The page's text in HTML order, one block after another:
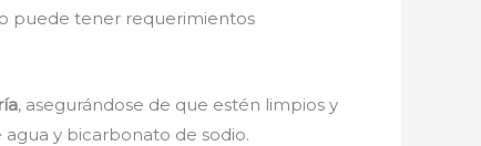
puede tener requerimientos
, asegurándose de que estén limpios y
y bicarbonato de sodio.